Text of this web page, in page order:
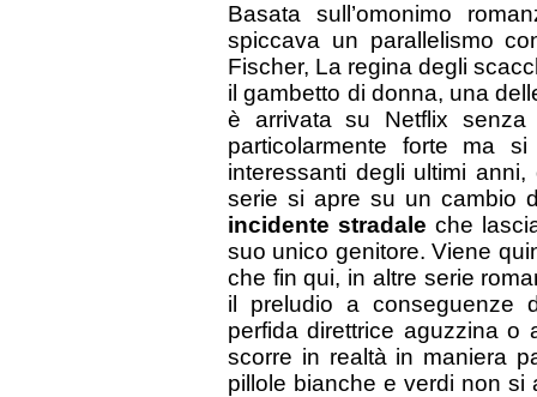
Basata sull’omonimo
spiccava un parallelismo
Fischer, La regina degli
il gambetto di donna, una
è arrivata su Netflix
particolarmente forte ma
interessanti degli ultimi
serie si apre su un cambio
incidente stradale che
suo unico genitore. Viene
che fin qui, in altre serie
il preludio a conseguenze
perfida direttrice aguzzina o
scorre in realtà in maniera
pillole bianche e verdi non